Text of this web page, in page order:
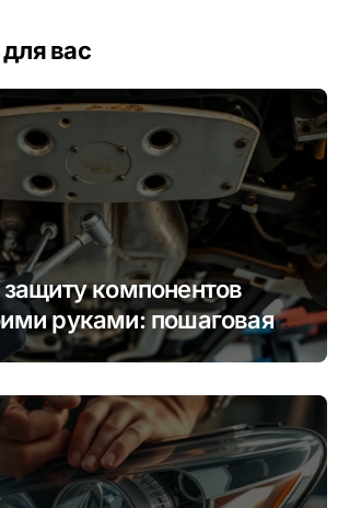
вас
защиту компонентов
руками: пошаговая
для Rapid, Octavia и